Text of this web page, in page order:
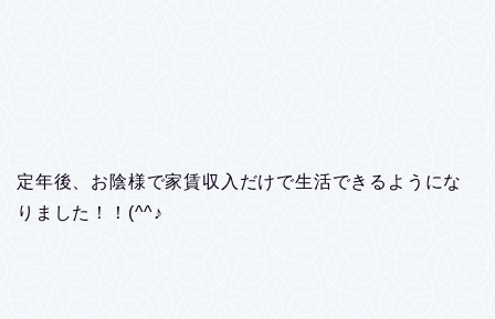
定年後、お陰様で家賃収入だけで生活できるようにな
りました！！(^^♪